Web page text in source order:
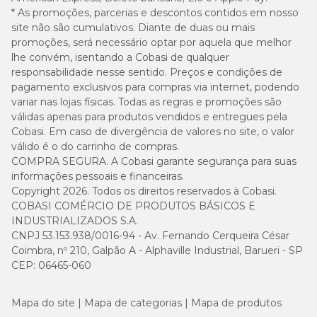
Introduza o novo alimento gradualmente ao longo de 7 a 10 dias,
aumentando a quantidade do novo alimento a cada dia.
Mantenha água fresca sempre disponível para seu cão. Consulte
regularmente o médico-veterinário.
Quantidade e Sabores
Este pack contém 9 sachês
com dois sabores cuidadosamente
selecionados para agradar ao paladar dos gatos adultos:
4 sachêssabor Frango
Ideal para oferecer variedade à rotina alimentar do seu gato, com
opções saborosas e nutricionalmente equilibradas.
* As promoções, parcerias e descontos contidos em nosso
site não são cumulativos. Diante de duas ou mais
promoções, será necessário optar por aquela que melhor
lhe convém, isentando a Cobasi de qualquer
responsabilidade nesse sentido. Preços e condições de
pagamento exclusivos para compras via internet, podendo
variar nas lojas físicas. Todas as regras e promoções são
válidas apenas para produtos vendidos e entregues pela
Cobasi. Em caso de divergência de valores no site, o valor
válido é o do carrinho de compras.
COMPRA SEGURA. A Cobasi garante segurança para suas
informações pessoais e financeiras.
Copyright 2026. Todos os direitos reservados à Cobasi.
COBASI COMÉRCIO DE PRODUTOS BÁSICOS E
INDUSTRIALIZADOS S.A.
CNPJ 53.153.938/0016-94 - Av. Fernando Cerqueira César
Coimbra, nº 210, Galpão A - Alphaville Industrial, Barueri - SP
CEP: 06465-060
Mapa do site Mapa de categorias Mapa de produtos